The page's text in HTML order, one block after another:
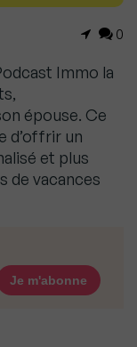
0
Immo la
épouse. Ce
d’offrir un
et plus
de vacances